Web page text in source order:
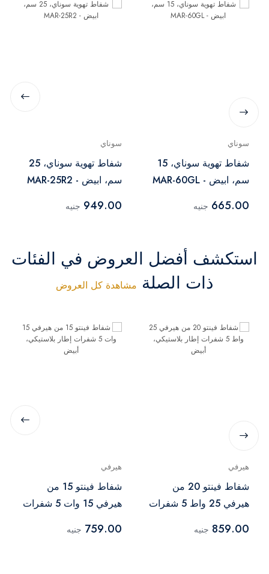
سوناي
شفاط تهوية سوناي، 15
سم، ابيض - MAR-60GL
665.00 جنيه
سوناي
شفاط تهوية سوناي، 25
سم، ابيض - MAR-25R2
949.00 جنيه
استكشف أفضل العروض في الفئات
ذات الصلة مشاهدة كل العروض
هيرفي
شفاط فينتو 20 من
هيرفي 25 واط 5 شفرات
859.00 جنيه
هيرفي
شفاط فينتو 15 من
هيرفي 15 وات 5 شفرات
759.00 جنيه